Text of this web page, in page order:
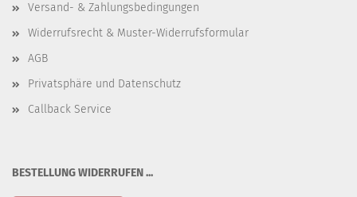
Versand- & Zahlungsbedingungen
Widerrufsrecht & Muster-Widerrufsformular
AGB
Privatsphäre und Datenschutz
Callback Service
BESTELLUNG WIDERRUFEN ...